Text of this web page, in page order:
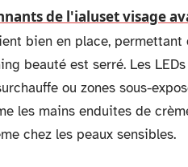
de l'ialuset visage
bien en place, permettant
beauté est serré. Les
ou zones sous-
les mains enduites de
chez les peaux sensibles.